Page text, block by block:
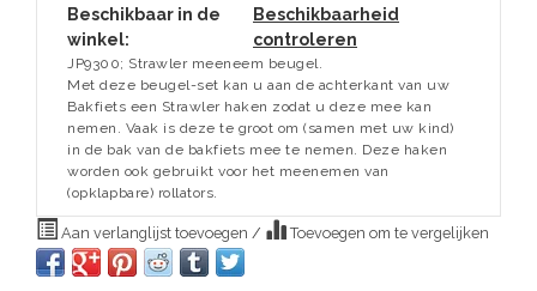
Beschikbaar in de
winkel:
Beschikbaarheid
controleren
JP9300; Strawler meeneem beugel.
Met deze beugel-set kan u aan de achterkant van uw
Bakfiets een Strawler haken zodat u deze mee kan
nemen. Vaak is deze te groot om (samen met uw kind)
in de bak van de bakfiets mee te nemen. Deze haken
worden ook gebruikt voor het meenemen van
(opklapbare) rollators.
Aan verlanglijst toevoegen / Toevoegen om te vergelijken